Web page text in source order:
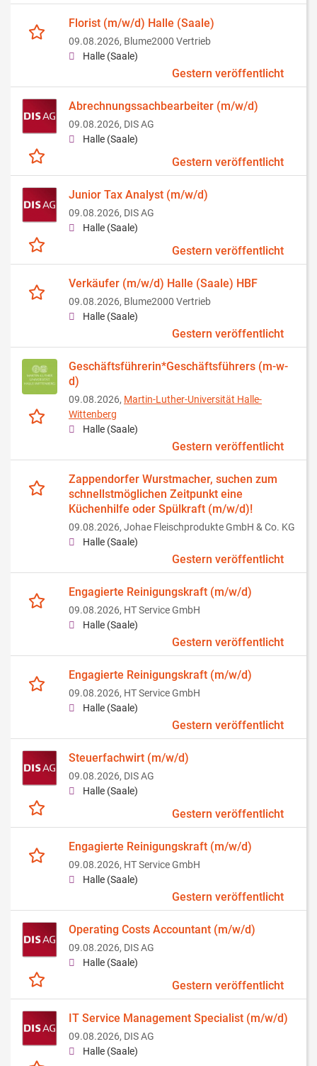
Florist (m/w/d) Halle (Saale)
09.08.2026, Blume2000 Vertrieb
Halle (Saale)
Gestern veröffentlicht
Abrechnungssachbearbeiter (m/w/d)
09.08.2026, DIS AG
Halle (Saale)
Gestern veröffentlicht
Junior Tax Analyst (m/w/d)
09.08.2026, DIS AG
Halle (Saale)
Gestern veröffentlicht
Verkäufer (m/w/d) Halle (Saale) HBF
09.08.2026, Blume2000 Vertrieb
Halle (Saale)
Gestern veröffentlicht
Geschäftsführerin*Geschäftsführers (m-w-
d)
09.08.2026, Martin-Luther-Universität Halle-
Wittenberg
Halle (Saale)
Gestern veröffentlicht
Zappendorfer Wurstmacher, suchen zum
schnellstmöglichen Zeitpunkt eine
Küchenhilfe oder Spülkraft (m/w/d)!
09.08.2026, Johae Fleischprodukte GmbH & Co. KG
Halle (Saale)
Gestern veröffentlicht
Engagierte Reinigungskraft (m/w/d)
09.08.2026, HT Service GmbH
Halle (Saale)
Gestern veröffentlicht
Engagierte Reinigungskraft (m/w/d)
09.08.2026, HT Service GmbH
Halle (Saale)
Gestern veröffentlicht
Steuerfachwirt (m/w/d)
09.08.2026, DIS AG
Halle (Saale)
Gestern veröffentlicht
Engagierte Reinigungskraft (m/w/d)
09.08.2026, HT Service GmbH
Halle (Saale)
Gestern veröffentlicht
Operating Costs Accountant (m/w/d)
09.08.2026, DIS AG
Halle (Saale)
Gestern veröffentlicht
IT Service Management Specialist (m/w/d)
09.08.2026, DIS AG
Halle (Saale)